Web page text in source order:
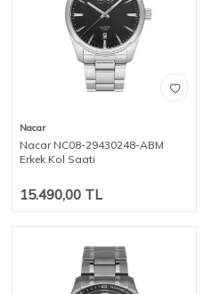
Nacar
Nacar NC08-29430248-ABM
Erkek Kol Saati
15.490,00 TL